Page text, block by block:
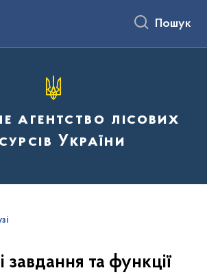
Пошук
агентство лісових
України
завдання та функції